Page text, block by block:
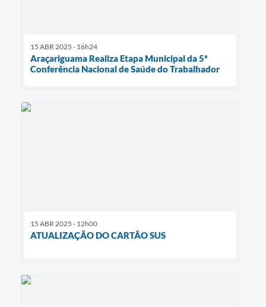
15 ABR 2025 - 16h24
Araçariguama Realiza Etapa Municipal da 5ª
Conferência Nacional de Saúde do Trabalhador
15 ABR 2025 - 12h00
ATUALIZAÇÃO DO CARTÃO SUS